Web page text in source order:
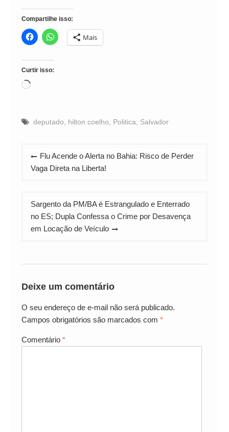
Compartilhe isso:
Mais
Curtir isso:
Carregando...
deputado hilton coelho Politica Salvador
Navegação
de
Flu Acende o Alerta no Bahia: Risco de Perder
Vaga Direta na Liberta!
Sargento da PM/BA é Estrangulado e Enterrado
no ES; Dupla Confessa o Crime por Desavença
em Locação de Veículo
Deixe um comentário
O seu endereço de e-mail não será publicado.
Campos obrigatórios são marcados com *
Comentário *